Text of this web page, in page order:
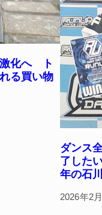
激化へ ト
る買い物
ダンス
了した
年の石
2026年2